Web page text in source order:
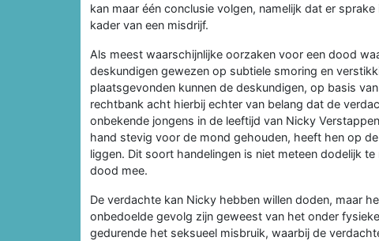
kan maar één conclusie volgen, namelijk dat er
kader van een misdrijf.
Als meest waarschijnlijke oorzaken voor een dood
deskundigen gewezen op subtiele smoring en
plaatsgevonden kunnen de deskundigen, op basis
rechtbank acht hierbij echter van belang dat de
onbekende jongens in de leeftijd van Nicky
hand stevig voor de mond gehouden, heeft hen op
liggen. Dit soort handelingen is niet meteen dodelijk
dood mee.
De verdachte kan Nicky hebben willen doden, maar
onbedoelde gevolg zijn geweest van het onder
gedurende het seksueel misbruik, waarbij de